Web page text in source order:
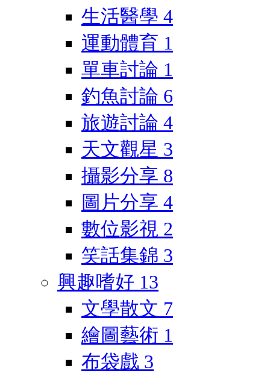
生活醫學 4
運動體育 1
單車討論 1
釣魚討論 6
旅遊討論 4
天文觀星 3
攝影分享 8
圖片分享 4
數位影視 2
笑話集錦 3
興趣嗜好 13
文學散文 7
繪圖藝術 1
布袋戲 3